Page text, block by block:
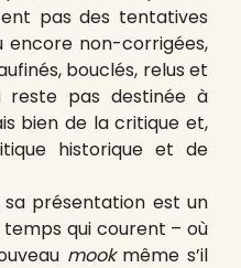
pas des tentatives
encore non-corrigées,
bouclés, relus et
reste pas destinée à
bien de la critique et,
historique et de
présentation est un
qui courent – où
mookmême s’il